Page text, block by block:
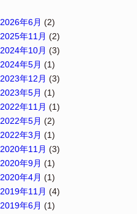
2026年6月 (2)
2025年11月 (2)
2024年10月 (3)
2024年5月 (1)
2023年12月 (3)
2023年5月 (1)
2022年11月 (1)
2022年5月 (2)
2022年3月 (1)
2020年11月 (3)
2020年9月 (1)
2020年4月 (1)
2019年11月 (4)
2019年6月 (1)